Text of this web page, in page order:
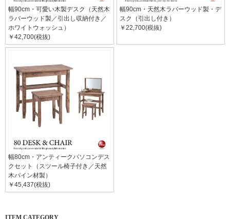
幅90cm・可愛い木製デスク（天然木
ラバーウッド製／引出し収納付き／
ホワイトウォッシュ）
￥42,700(税抜)
幅90cm・天然木ラバーウッド製・デ
スク（引出し付き）
￥22,700(税抜)
幅80cm・アンティークパソコンデス
クセット（スツール椅子付き／天然
木パイン材製）
￥45,437(税抜)